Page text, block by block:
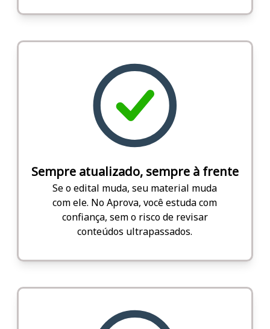
Sempre atualizado, sempre à frente
Se o edital muda, seu material muda
com ele. No Aprova, você estuda com
confiança, sem o risco de revisar
conteúdos ultrapassados.